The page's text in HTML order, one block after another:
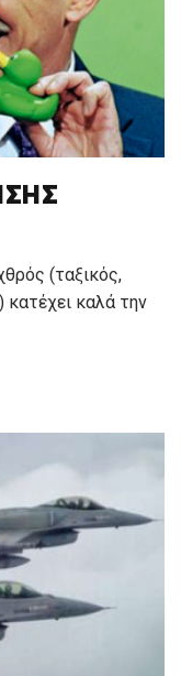
(ταξικός,
κατέχει καλά την